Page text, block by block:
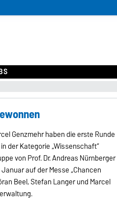
Genzmehr haben die erste Runde
der Kategorie „Wissenschaft“
von Prof. Dr. Andreas Nürnberger
auf der Messe „Chancen
Beel, Stefan Langer und Marcel